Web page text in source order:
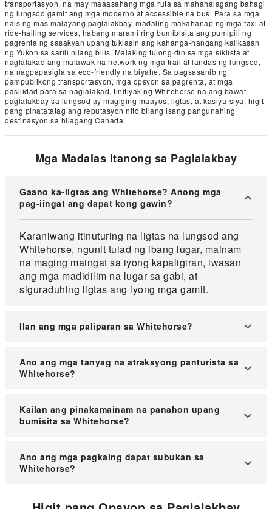
transportasyon, na may maaasahang mga ruta sa mahahalagang bahagi
ng lungsod gamit ang mga moderno at accessible na bus. Para sa mga
nais ng mas malayang paglalakbay, madaling makahanap ng mga taxi at
ride-hailing services, habang marami ring bumibisita ang pumipili ng
pagrenta ng sasakyan upang tuklasin ang kahanga-hangang kalikasan
ng Yukon sa sarili nilang bilis. Malaking tulong din sa mga siklista at
naglalakad ang malawak na network ng mga trail at landas ng lungsod,
na nagpapasigla sa eco-friendly na biyahe. Sa pagsasanib ng
pampublikong transportasyon, mga opsyon sa pagrenta, at mga
pasilidad para sa naglalakad, tinitiyak ng Whitehorse na ang bawat
paglalakbay sa lungsod ay magiging maayos, ligtas, at kasiya-siya, higit
pang pinatatatag ang reputasyon nito bilang isang pangunahing
destinasyon sa hilagang Canada.
Mga Madalas Itanong sa Paglalakbay
Gaano ka-ligtas ang Whitehorse? Anong mga
pag-iingat ang dapat kong gawin?
Karaniwang itinuturing na ligtas na lungsod ang
Whitehorse, ngunit tulad ng ibang lugar, mainam
na maging maingat sa iyong kapaligiran, iwasan
ang mga madidilim na lugar sa gabi, at
siguraduhing ligtas ang iyong mga gamit.
Ilan ang mga paliparan sa Whitehorse?
May isang pangunahing paliparan ang
Whitehorse, ang Erik Nielsen Whitehorse
Ano ang mga tanyag na atraksyong panturista sa
Whitehorse?
Kabilang sa mga kilalang atraksyon sa Whitehorse
ang SS Klondike National Historic Site, Miles
Kailan ang pinakamainam na panahon upang
bumisita sa Whitehorse?
Ang pinakamainam na panahon upang bumisita sa
Whitehorse ay mula huling bahagi ng Agosto
Ano ang mga pagkaing dapat subukan sa
Whitehorse?
Kabilang sa mga pagkaing dapat subukan sa